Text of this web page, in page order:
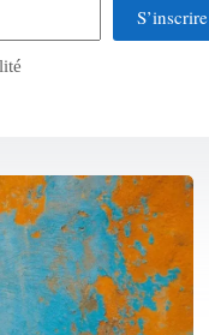
S’inscrire